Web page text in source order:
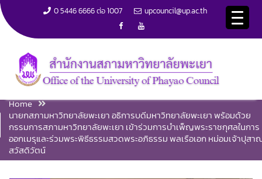
k
p
o
0 5446 6666 ต่อ 1007 upcouncil@up.ac.th
นายกสภามหาวิทยาลัยพะเยา อธิการบดีมหาวิทยาลัย
ร่วมการบำเพ็ญพระราชกุศลในการออกเมรุและร่วมพระ
พิธีธรรมสวดพระอภิธรรม พลเรือเอก หม่อมเจ้าปุสาณ
วัสดิวัตน์
Home
นายกสภามหาวิทยาลัยพะเยา อธิการบดีมหาวิทยาลัยพะเยา พร้อมด้วย
กรรมการสภามหาวิทยาลัยพะเยา เข้าร่วมการบำเพ็ญพระราชกุศลในการ
ออกเมรุและร่วมพระพิธีธรรมสวดพระอภิธรรม พลเรือเอก หม่อมเจ้าปุสา
สวัสดิวัตน์